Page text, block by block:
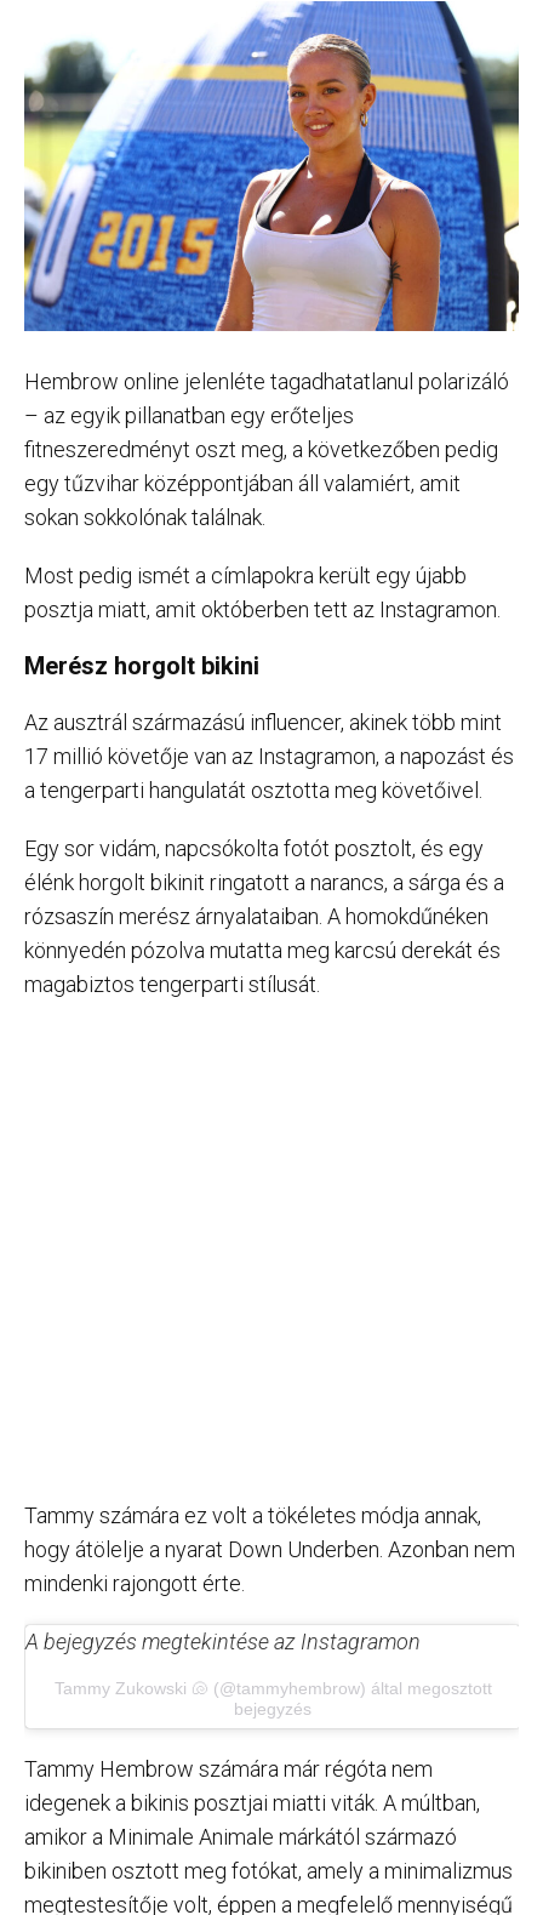
Hembrow online jelenléte tagadhatatlanul polarizáló
– az egyik pillanatban egy erőteljes
fitneszeredményt oszt meg, a következőben pedig
egy tűzvihar középpontjában áll valamiért, amit
sokan sokkolónak találnak.
Most pedig ismét a címlapokra került egy újabb
posztja miatt, amit októberben tett az Instagramon.
Merész horgolt bikini
Az ausztrál származású influencer, akinek több mint
17 millió követője van az Instagramon, a napozást és
a tengerparti hangulatát osztotta meg követőivel.
Egy sor vidám, napcsókolta fotót posztolt, és egy
élénk horgolt bikinit ringatott a narancs, a sárga és a
rózsaszín merész árnyalataiban. A homokdűnéken
könnyedén pózolva mutatta meg karcsú derekát és
magabiztos tengerparti stílusát.
Tammy számára ez volt a tökéletes módja annak,
hogy átölelje a nyarat Down Underben. Azonban nem
mindenki rajongott érte.
A bejegyzés megtekintése az Instagramon
Tammy Zukowski 🐚 (@tammyhembrow) által megosztott
bejegyzés
Tammy Hembrow számára már régóta nem
idegenek a bikinis posztjai miatti viták. A múltban,
amikor a Minimale Animale márkától származó
bikiniben osztott meg fotókat, amely a minimalizmus
megtestesítője volt, éppen a megfelelő mennyiségű